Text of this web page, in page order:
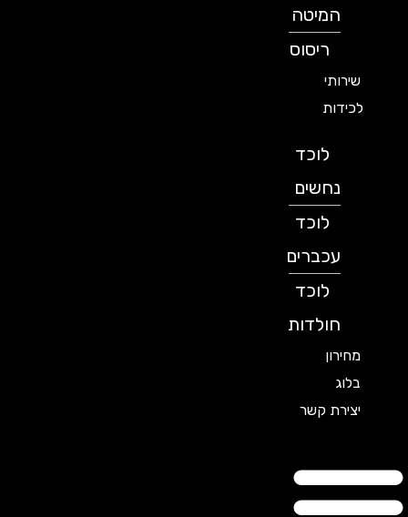
המיטה
ריסוס
שירותי
לכידות
לוכד
נחשים
לוכד
עכברים
לוכד
חולדות
מחירון
בלוג
יצירת קשר